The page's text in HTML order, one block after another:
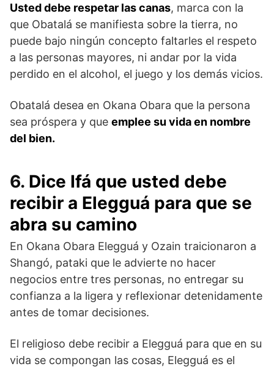
Usted debe respetar las canas, marca con la
que Obatalá se manifiesta sobre la tierra, no
puede bajo ningún concepto faltarles el respeto
a las personas mayores, ni andar por la vida
perdido en el alcohol, el juego y los demás vicios.
Obatalá desea en Okana Obara que la persona
sea próspera y que emplee su vida en nombre
del bien.
6. Dice Ifá que usted debe
recibir a Elegguá para que se
abra su camino
En Okana Obara Elegguá y Ozain traicionaron a
Shangó, pataki que le advierte no hacer
negocios entre tres personas, no entregar su
confianza a la ligera y reflexionar detenidamente
antes de tomar decisiones.
El religioso debe recibir a Elegguá para que en su
vida se compongan las cosas, Elegguá es el